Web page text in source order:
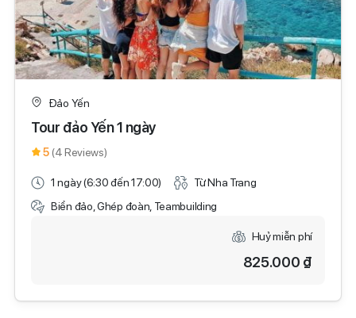
Đảo Yến
Tour đảo Yến 1 ngày
5 (4 Reviews)
1 ngày (6:30 đến 17:00)
Từ Nha Trang
Biển đảo, Ghép đoàn, Teambuilding
Huỷ miễn phí
825.000 ₫